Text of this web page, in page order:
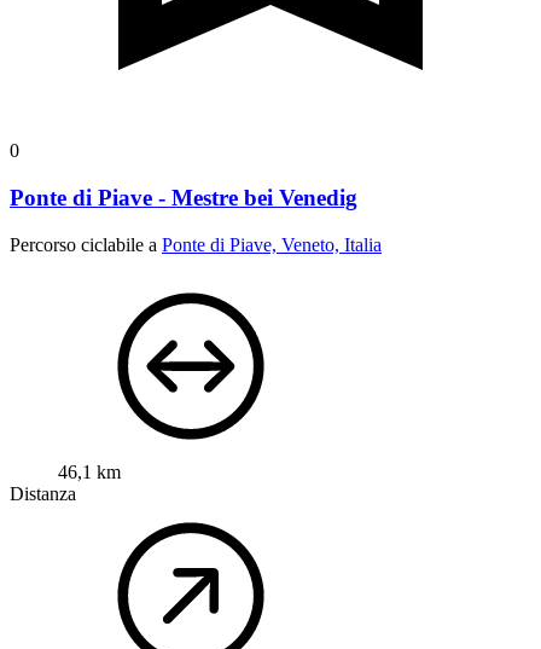
0
Ponte di Piave - Mestre bei Venedig
Percorso ciclabile a Ponte di Piave, Veneto, Italia
46,1 km
Distanza